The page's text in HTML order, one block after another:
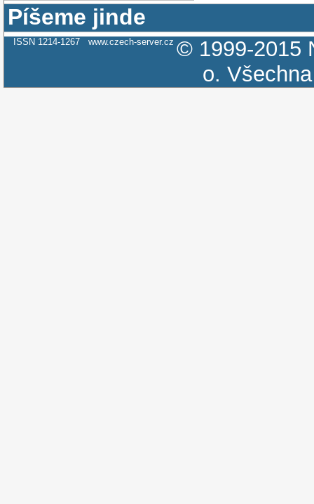
Píšeme jinde
ISSN 1214-1267 www.czech-server.cz © 1999-2015
o.